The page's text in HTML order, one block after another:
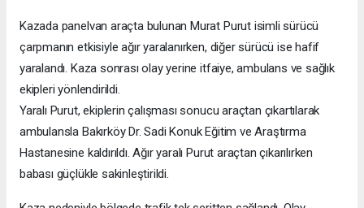
Kazada panelvan araçta bulunan Murat Purut isimli sürücü
çarpmanın etkisiyle ağır yaralanırken, diğer sürücü ise hafif
yaralandı. Kaza sonrası olay yerine itfaiye, ambulans ve sağlık
ekipleri yönlendirildi.
Yaralı Purut, ekiplerin çalışması sonucu araçtan çıkartılarak
ambulansla Bakırköy Dr. Sadi Konuk Eğitim ve Araştırma
Hastanesine kaldırıldı. Ağır yaralı Purut araçtan çıkarılırken
babası güçlükle sakinleştirildi.